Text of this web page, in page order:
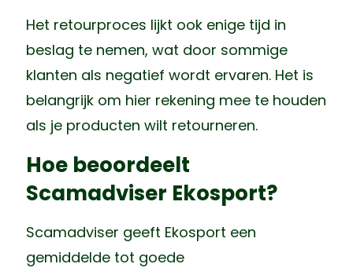
Het retourproces lijkt ook enige tijd in
beslag te nemen, wat door sommige
klanten als negatief wordt ervaren. Het is
belangrijk om hier rekening mee te houden
als je producten wilt retourneren.
Hoe beoordeelt
Scamadviser Ekosport?
Scamadviser geeft Ekosport een
gemiddelde tot goede